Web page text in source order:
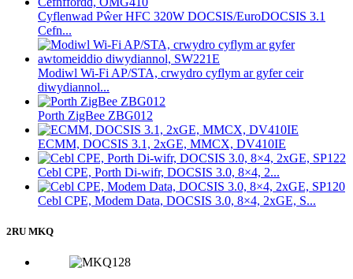
Cyflenwad Pŵer HFC 320W DOCSIS/EuroDOCSIS 3.1
Cefn...
Modiwl Wi-Fi AP/STA, crwydro cyflym ar gyfer ceir
diwydiannol...
Porth ZigBee ZBG012
ECMM, DOCSIS 3.1, 2xGE, MMCX, DV410IE
Cebl CPE, Porth Di-wifr, DOCSIS 3.0, 8×4, 2...
Cebl CPE, Modem Data, DOCSIS 3.0, 8×4, 2xGE, S...
2RU MKQ